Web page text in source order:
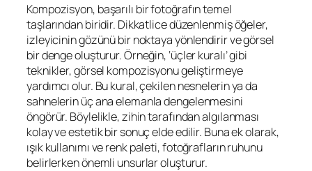
Kompozisyon, başarılı bir fotoğrafın temel
taşlarından biridir. Dikkatlice düzenlenmiş öğeler,
izleyicinin gözünü bir noktaya yönlendirir ve görsel
bir denge oluşturur. Örneğin, ‘üçler kuralı’ gibi
teknikler, görsel kompozisyonu geliştirmeye
yardımcı olur. Bu kural, çekilen nesnelerin ya da
sahnelerin üç ana elemanla dengelenmesini
öngörür. Böylelikle, zihin tarafından algılanması
kolay ve estetik bir sonuç elde edilir. Buna ek olarak,
ışık kullanımı ve renk paleti, fotoğrafların ruhunu
belirlerken önemli unsurlar oluşturur.